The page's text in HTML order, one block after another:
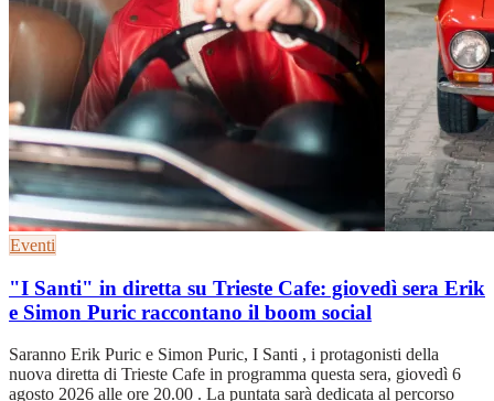
Eventi
"I Santi" in diretta su Trieste Cafe: giovedì sera Erik
e Simon Puric raccontano il boom social
Saranno Erik Puric e Simon Puric, I Santi , i protagonisti della
nuova diretta di Trieste Cafe in programma questa sera, giovedì 6
agosto 2026 alle ore 20.00 . La puntata sarà dedicata al percorso